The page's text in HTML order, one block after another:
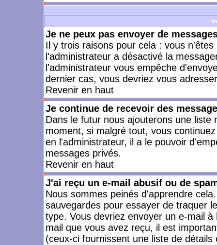
Je ne peux pas envoyer de
Il y trois raisons pour cela : vous
l'administrateur a désactivé la
l'administrateur vous empêche
dernier cas, vous devriez vous
Revenir en haut
Je continue de recevoir des
Dans le futur nous ajouterons une
moment, si malgré tout, vous
en l'administrateur, il a le pouvoir
messages privés.
Revenir en haut
J'ai reçu un e-mail abusif ou de
Nous sommes peinés d'apprendre
sauvegardes pour essayer de traquer
type. Vous devriez envoyer un e-mail
mail que vous avez reçu, il est
(ceux-ci fournissent une liste de